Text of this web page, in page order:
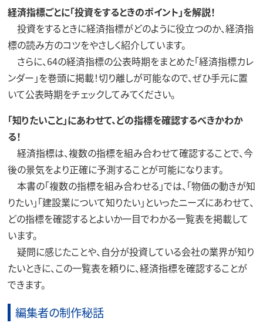
経済指標ごとに「投資をするときのポイント」を解説！
投資をするときに経済指標がどのように役立つのか、経済指
標の読み方のコツをやさしく紹介しています。
さらに、64の経済指標の公表時期をまとめた「経済指標カレ
ンダー」を巻頭に掲載！切り離しが可能なので、ぜひ手元に置
いて公表時期をチェックしてみてください。
「知りたいこと」にあわせて、どの指標を確認するべきかわか
る！
経済指標は、複数の指標を組み合わせて確認することで、今
後の景気をより正確に予測することが可能になります。
本書の「複数の指標を組み合わせる」では、「物価の動きが知
りたい」「建設業について知りたい」といったニーズにあわせて、
どの指標を確認するとよいか一目でわかる一覧表を掲載して
います。
疑問に感じたことや、自分が投資している会社の業界が知り
たいときに、この一覧表を頼りに、経済指標を確認することが
できます。
編集者の制作秘話